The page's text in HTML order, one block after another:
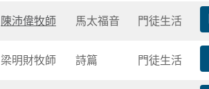
陳沛偉牧師 馬太福音 門徒生活
梁明財牧師 詩篇 門徒生活